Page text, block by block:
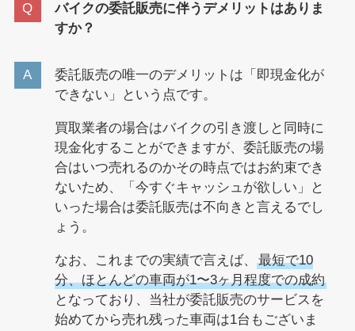
バイクの委託販売に伴うデメリットはありま
すか？
委託販売の唯一のデメリットは「即現金化が
できない」という点です。
買取業者の場合はバイクの引き渡しと同時に
現金化することができますが、委託販売の場
合はいつ売れるのかその時点ではお約束でき
ないため、「今すぐキャッシュが欲しい」と
いった場合は委託販売は不向きと言えるでし
ょう。
なお、これまでの実績で言えば、
最短で10
分、ほとんどの車両が1〜3ヶ月程度での成約
となっており、当社が委託販売のサービスを
始めてから売れ残った車両は1台もございま